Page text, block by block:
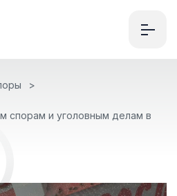
спорам и уголовным делам в